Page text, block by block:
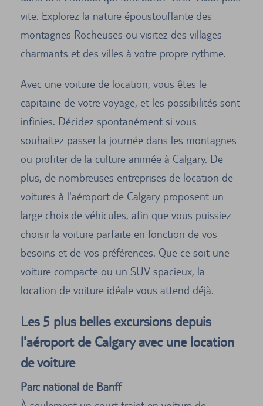
vite. Explorez la nature époustouflante des
montagnes Rocheuses ou visitez des villages
charmants et des villes à votre propre rythme.
Avec une voiture de location, vous êtes le
capitaine de votre voyage, et les possibilités sont
infinies. Décidez spontanément si vous
souhaitez passer la journée dans les montagnes
ou profiter de la culture animée à Calgary. De
plus, de nombreuses entreprises de location de
voitures à l'aéroport de Calgary proposent un
large choix de véhicules, afin que vous puissiez
choisir la voiture parfaite en fonction de vos
besoins et de vos préférences. Que ce soit une
voiture compacte ou un SUV spacieux, la
location de voiture idéale vous attend déjà.
Les 5 plus belles excursions depuis
l'aéroport de Calgary avec une location
de voiture
Parc national de Banff